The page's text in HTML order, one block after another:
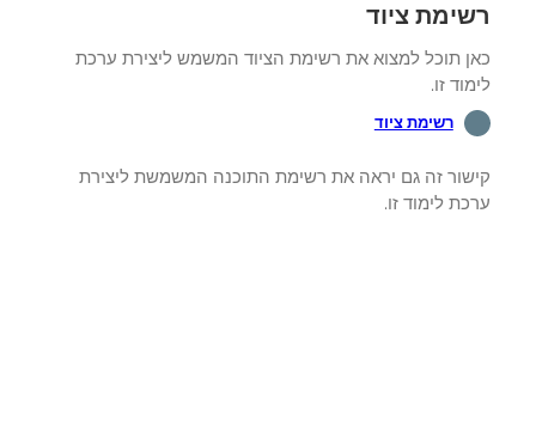
ציוד
תוכל למצוא את רשימת הציוד המשמש ליצירת ערכת
רשימת ציוד
זה גם יראה את רשימת התוכנה המשמשת ליצירת
לימוד זו.